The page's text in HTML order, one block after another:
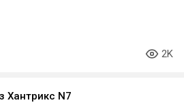
2K
Хантрикс N7